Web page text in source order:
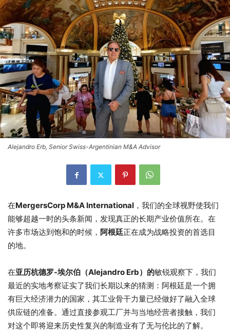
Alejandro Erb, Senior Swiss-Argentinian M&A Advisor
在MergersCorp M&A International ，我们的全球视野使我们
能够超越一时的头条新闻，发现真正的长期产业价值所在。在
许多市场达到饱和的时候， 阿根廷正在成为战略投资的首选目
的地。
在亚历杭德罗-埃尔伯（Alejandro Erb）的敏锐观察下，我们
最近的实地考察证实了我们长期以来的猜测：阿根廷是一个拥
有巨大经济潜力的国家，其工业骨干力量已经做好了融入全球
供应链的准备。通过直接参观工厂并与当地经营者接触，我们
对这个即将迎来历史性复兴的制造业有了无与伦比的了解。